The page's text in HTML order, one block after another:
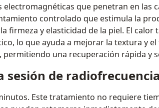
que penetran en las
controlado que estimula la
firmeza y elasticidad de la piel. El calor
lo que ayuda a mejorar la textura y el
una recuperación rápida y
de
Este tratamiento no requiere